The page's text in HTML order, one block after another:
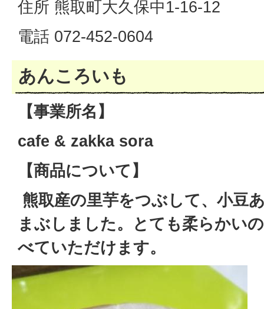
住所 熊取町大久保中1-16-12
電話 072-452-0604
あんころいも
【事業所名】
cafe & zakka sora
【商品について】
熊取産の里芋をつぶして、小豆
まぶしました。とても柔らかい
べていただけます。